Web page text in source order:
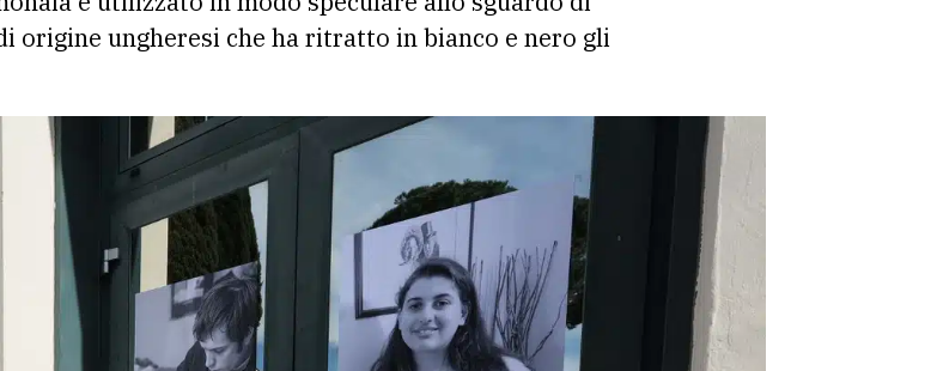
origine ungheresi che ha ritratto in bianco e nero gli